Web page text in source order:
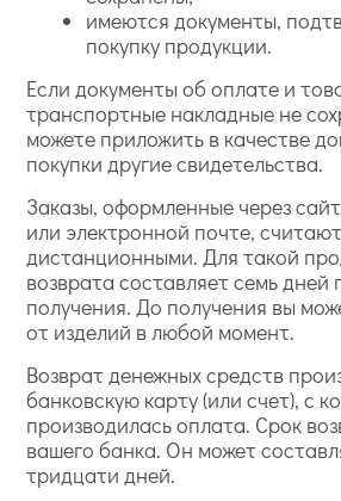
имеются документы,
покупку продукции.
Если документы об оплате и
транспортные накладные не
можете приложить в качестве
покупки другие свидетельства.
Заказы, оформленные через
или электронной почте,
дистанционными. Для такой
возврата составляет семь дней
получения. До получения вы
от изделий в любой момент.
Возврат денежных средств
банковскую карту (или счет), с
производилась оплата. Срок
вашего банка. Он может
тридцати дней.